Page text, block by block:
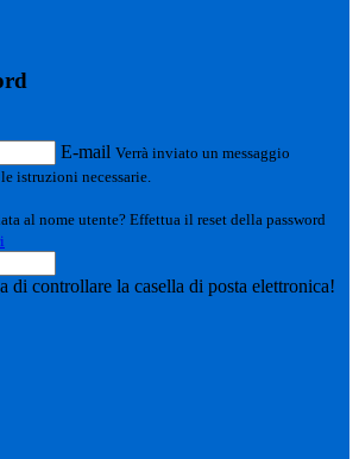
E-mail Verrà inviato un messaggio
istruzioni necessarie.
al nome utente? Effettua il reset della password
di controllare la casella di posta elettronica!